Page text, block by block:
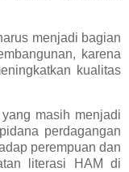
menjadi bagian
karena
kualitas
masih menjadi
perdagangan
perempuan dan
literasi HAM di